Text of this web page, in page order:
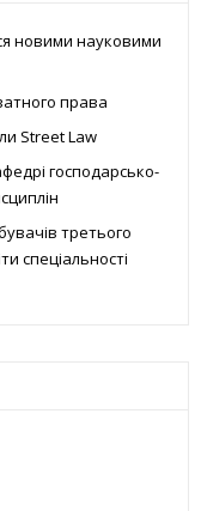
новими науковими
права
Street Law
господарсько-
третього
спеціальності